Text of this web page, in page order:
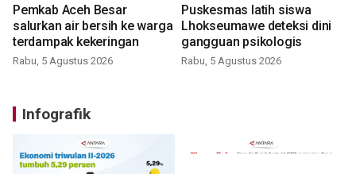
Pemkab Aceh Besar
salurkan air bersih ke warga
terdampak kekeringan
Rabu, 5 Agustus 2026
Puskesmas latih siswa
Lhokseumawe deteksi dini
gangguan psikologis
Rabu, 5 Agustus 2026
Infografik